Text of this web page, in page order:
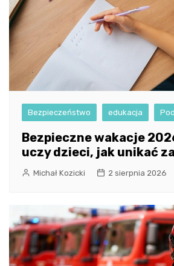
Bezpieczeństwo edukacja
Bezpieczne wakacje
uczy dzieci, jak unikać
Michał Kozicki 2 sierpnia 2026